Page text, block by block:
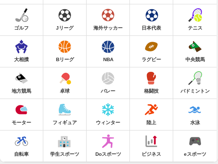
ゴルフ Jリーグ 海外サッカー 日本代表 テニス
大相撲 Bリーグ NBA ラグビー 中央競馬
地方競馬 卓球 バレー 格闘技 バドミントン
モーター フィギュア ウィンター 陸上 水泳
自転車 学生スポーツ Doスポーツ ビジネス eスポーツ